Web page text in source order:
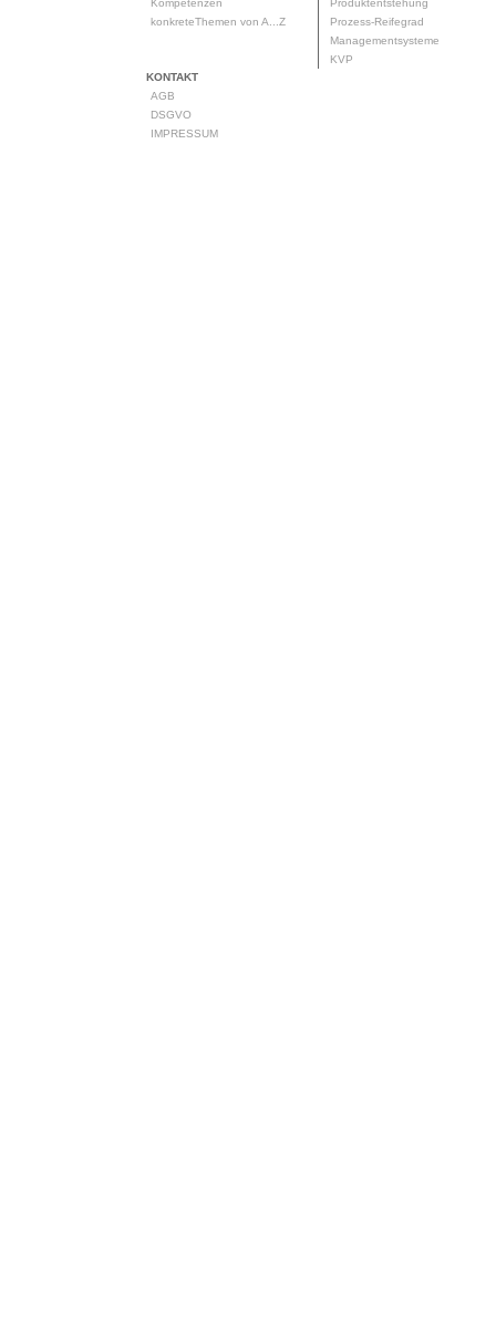
Kompetenzen
konkreteThemen von A...Z
Produktentstehung
Prozess-Reifegrad
Managementsysteme
KVP
KONTAKT
AGB
DSGVO
IMPRESSUM